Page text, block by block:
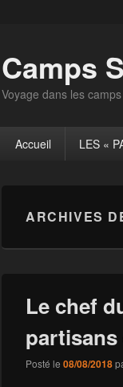
Camps
Voyage dans les
Accueil LES «
ARCHIVES
Le chef
Posté le 08/08/2018